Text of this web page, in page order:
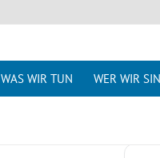
WAS WIR TUN WER WIR